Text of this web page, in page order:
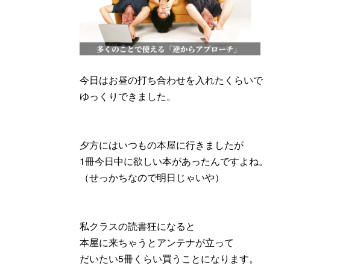
今日はお昼の打ち合わせを入れたくらいで
ゆっくりできました。
夕方にはいつもの本屋に行きましたが
1冊今日中に欲しい本があったんですよね。
（せっかちなので明日じゃいや）
私クラスの読書狂になると
本屋に来ちゃうとアンテナが立って
だいたい5冊くらい買うことになります。